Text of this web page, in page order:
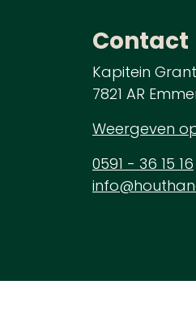
Contact
Kapitein
7821 AR
Weergeven
0591 - 36 15 16